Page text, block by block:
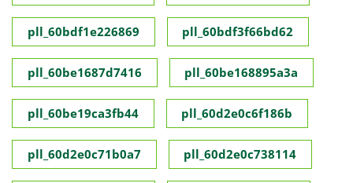
pll_60bdf1e226869 pll_60bdf3f66bd62
pll_60be1687d7416 pll_60be168895a3a
pll_60be19ca3fb44 pll_60d2e0c6f186b
pll_60d2e0c71b0a7 pll_60d2e0c738114